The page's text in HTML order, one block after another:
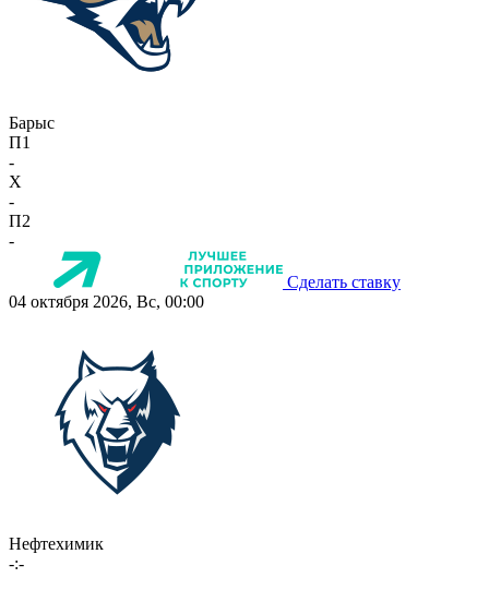
Барыс
П1
-
X
-
П2
-
Сделать ставку
04 октября 2026, Вс, 00:00
Нефтехимик
-:-